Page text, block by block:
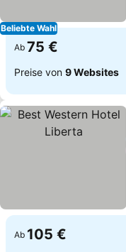
Beliebte Wahl
Ab 75 €
Preise von 9 Websites
Ab 105 €